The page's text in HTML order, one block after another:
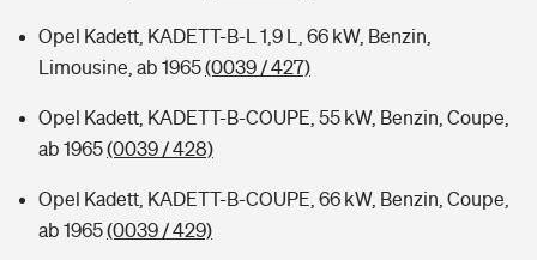
Opel Kadett, KADETT-B-L 1,9 L, 66 kW, Benzin,
Limousine, ab 1965(0039 / 427)
Opel Kadett, KADETT-B-COUPE, 55 kW, Benzin, Coupe,
ab 1965(0039 / 428)
Opel Kadett, KADETT-B-COUPE, 66 kW, Benzin, Coupe,
ab 1965(0039 / 429)